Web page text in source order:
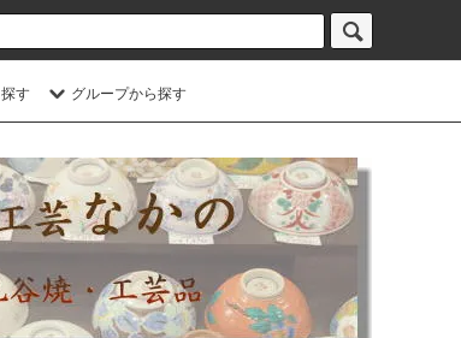
す グループから探す